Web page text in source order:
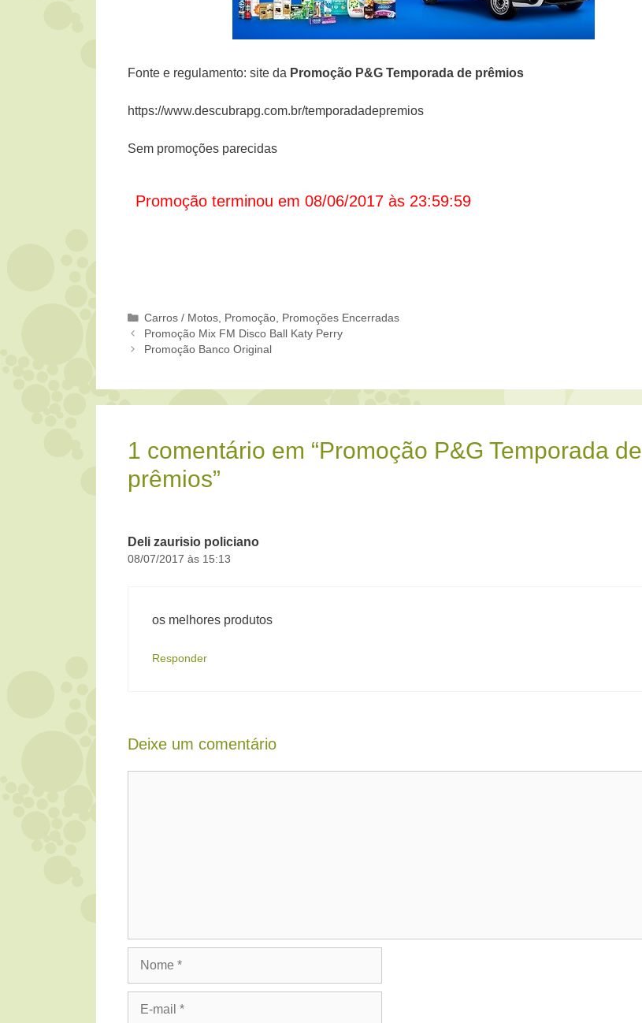
Fonte e regulamento: site da Promoção P&G Temporada de prêmios
https://www.descubrapg.com.br/temporadadepremios
Sem promoções parecidas
Promoção terminou em 08/06/2017 às 23:59:59
Categorias
Carros / Motos Promoção Promoções Encerradas
Promoção Mix FM Disco Ball Katy Perry
Promoção Banco Original
1 comentário em “Promoção P&G Temporada de
prêmios”
Deli zaurisio policiano
08/07/2017 às 15:13
os melhores produtos
Responder
Deixe um comentário